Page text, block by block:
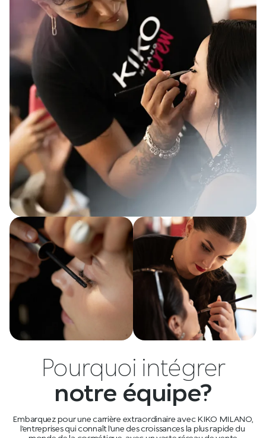
Pourquoi intégrer
notre équipe?
Embarquez pour une carrière extraordinaire avec KIKO MILANO,
l’entreprises qui connaît l’une des croissances la plus rapide du